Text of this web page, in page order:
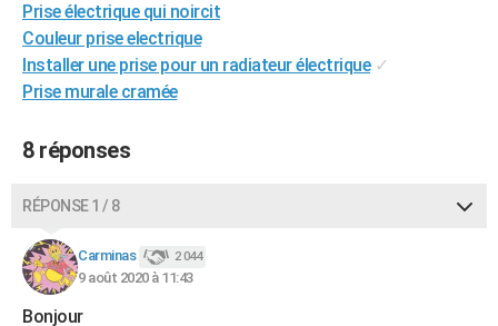
BONS PLANS
CARTE DE VOEUX
Dictionnaire
Biographies
Citations
Expressions
Proverbes
PROGRAMME TV
COPAINS D'AVANT
S'inscrire
Se connecter
Lycées
Collèges
Primaires
Universités
Entreprises
Service militaire
Avis de recherche
AVIS DE DÉCÈS
FORUM
Prise électrique qui noircit
Couleur prise electrique
Installer une prise pour un radiateur électrique ✓
Prise murale cramée
8 réponses
RÉPONSE 1 / 8
Carminas 2 044
9 août 2020 à 11:43
Bonjour